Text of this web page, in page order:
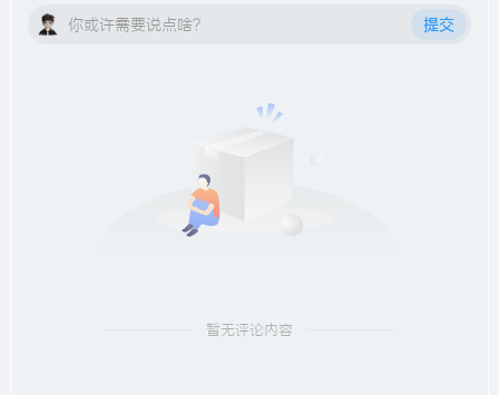
你或许需要说点啥？ 提交
暂无评论内容